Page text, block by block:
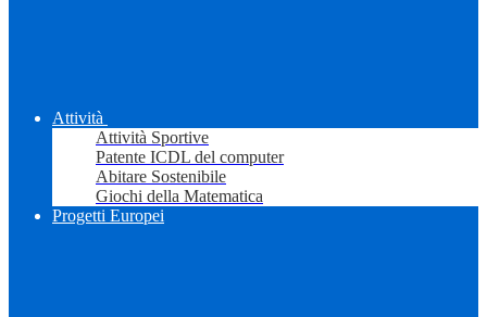
Attività
Attività Sportive
Patente ICDL del computer
Abitare Sostenibile
Giochi della Matematica
Progetti Europei